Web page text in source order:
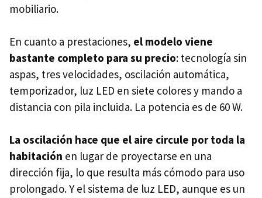
mobiliario.
En cuanto a prestaciones, el modelo viene
bastante completo para su precio: tecnología sin
aspas, tres velocidades, oscilación automática,
temporizador, luz LED en siete colores y mando a
distancia con pila incluida. La potencia es de 60 W.
La oscilación hace que el aire circule por toda la
habitación en lugar de proyectarse en una
dirección fija, lo que resulta más cómodo para uso
prolongado. Y el sistema de luz LED, aunque es un